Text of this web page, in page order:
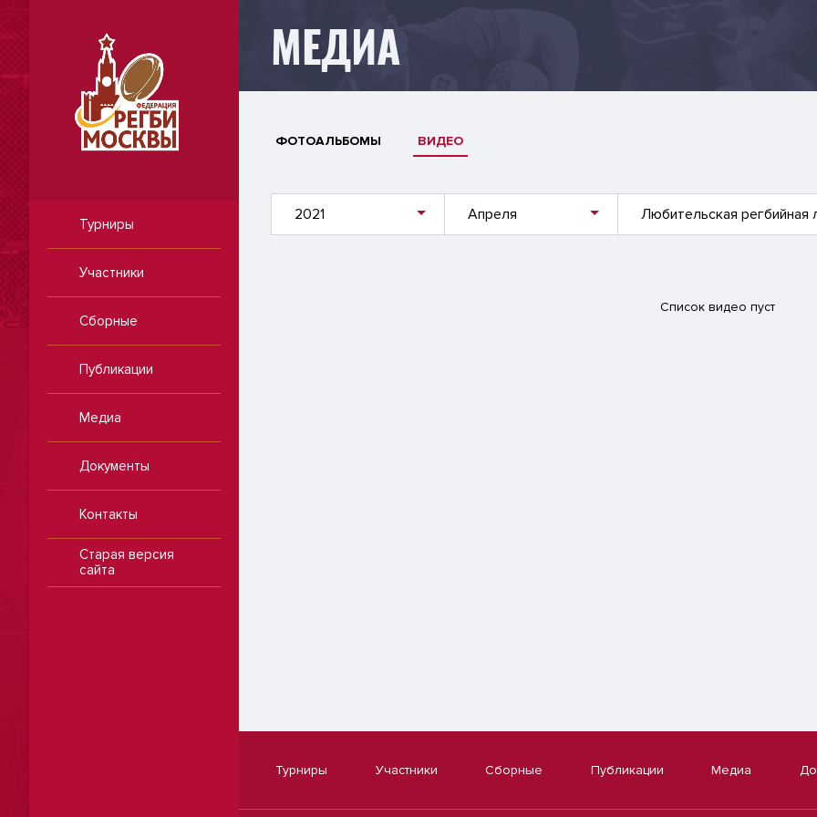
Турниры
Участники
Сборные
Публикации
Медиа
Документы
Контакты
Старая версия
сайта
МЕДИА
ФОТОАЛЬБОМЫ ВИДЕО
2021 Апреля Любительская регбийная
Список видео пуст
Турниры Участники Сборные Публикации Медиа